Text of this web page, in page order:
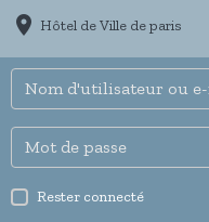
Hôtel de Ville de paris
Rester connecté